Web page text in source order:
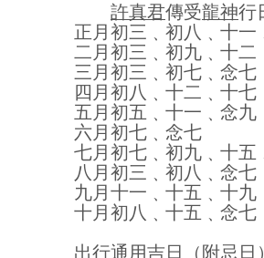
許真君傳受龍神行
正月初三﹑初八﹑十一
二月初三﹑初九﹑十二
三月初三﹑初七﹑念七
四月初八﹑十二﹑十七
五月初五﹑十一﹑念九
六月初七﹑念七
七月初七﹑初九﹑十五
八月初三﹑初八﹑念七
九月十一﹑十五﹑十九
十月初八﹑十五﹑念七
出行通用吉日（附忌日